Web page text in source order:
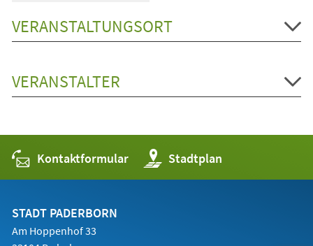
VERANSTALTUNGSORT
VERANSTALTER
Kontaktformular Stadtplan
(Öffnet
in
einem
STADT PADERBORN
Am Hoppenhof 33